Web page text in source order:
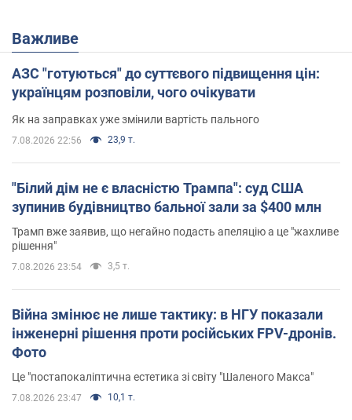
Важливе
АЗС "готуються" до суттєвого підвищення цін:
українцям розповіли, чого очікувати
Як на заправках уже змінили вартість пального
7.08.2026 22:56 23,9 т.
"Білий дім не є власністю Трампа": суд США
зупинив будівництво бальної зали за $400 млн
Трамп вже заявив, що негайно подасть апеляцію а це "жахливе
рішення"
7.08.2026 23:54 3,5 т.
Війна змінює не лише тактику: в НГУ показали
інженерні рішення проти російських FPV-дронів.
Фото
Це "постапокаліптична естетика зі світу "Шаленого Макса"
7.08.2026 23:47 10,1 т.